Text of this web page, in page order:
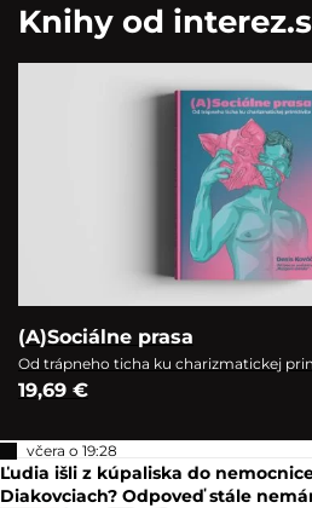
Knihy od
(A)Sociálne prasa
Od trápneho ticha ku charizmatickej
19,69 €
včera o 19:28
Ľudia išli z kúpaliska do
Diakovciach? Odpoveď stále